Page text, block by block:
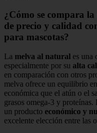
¿Cómo se compara
de precio y calidad
para mascotas?
La melva al natural es una
especialmente por su alta
en comparación con otros
melva ofrece un equilibrio
económica que el atún o el
grasos omega-3 y
un producto económico y
excelente elección entre las